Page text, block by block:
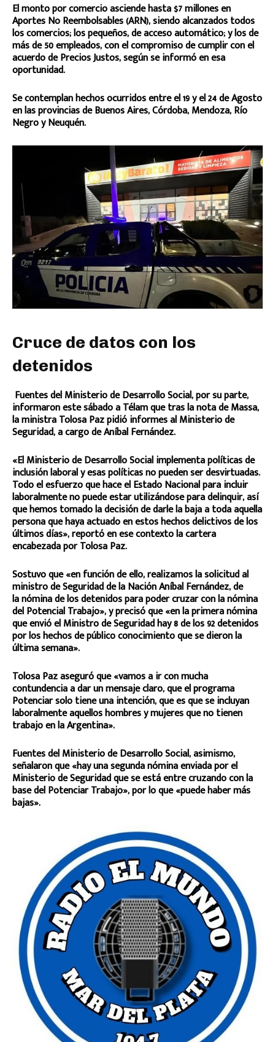
El monto por comercio asciende hasta $7 millones en
Aportes No Reembolsables (ARN), siendo alcanzados todos
los comercios; los pequeños, de acceso automático; y los de
más de 50 empleados, con el compromiso de cumplir con el
acuerdo de Precios Justos, según se informó en esa
oportunidad.
Se contemplan hechos ocurridos entre el 19 y el 24 de Agosto
en las provincias de Buenos Aires, Córdoba, Mendoza, Río
Negro y Neuquén.
Cruce de datos con los
detenidos
Fuentes del Ministerio de Desarrollo Social, por su parte,
informaron este sábado a Télam que tras la nota de Massa,
la ministra Tolosa Paz pidió informes al Ministerio de
Seguridad, a cargo de Aníbal Fernández.
«El Ministerio de Desarrollo Social implementa políticas de
inclusión laboral y esas políticas no pueden ser desvirtuadas.
Todo el esfuerzo que hace el Estado Nacional para incluir
laboralmente no puede estar utilizándose para delinquir, así
que hemos tomado la decisión de darle la baja a toda aquella
persona que haya actuado en estos hechos delictivos de los
últimos días», reportó en ese contexto la cartera
encabezada por Tolosa Paz.
Sostuvo que «en función de ello, realizamos la solicitud al
ministro de Seguridad de la Nación Aníbal Fernández, de
la nómina de los detenidos para poder cruzar con la nómina
del Potencial Trabajo», y precisó que «en la primera nómina
que envió el Ministro de Seguridad hay 8 de los 92 detenidos
por los hechos de público conocimiento que se dieron la
última semana».
Tolosa Paz aseguró que «vamos a ir con mucha
contundencia a dar un mensaje claro, que el programa
Potenciar solo tiene una intención, que es que se incluyan
laboralmente aquellos hombres y mujeres que no tienen
trabajo en la Argentina».
Fuentes del Ministerio de Desarrollo Social, asimismo,
señalaron que «hay una segunda nómina enviada por el
Ministerio de Seguridad que se está entre cruzando con la
base del Potenciar Trabajo», por lo que «puede haber más
bajas».